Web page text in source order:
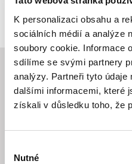
K personalizaci obsahu a
sociálních médií a analýze
soubory cookie. Informace
sdílíme se svými partnery
analýzy. Partneři tyto údaje
dalšími informacemi, které
získali v důsledku toho, že
souhlasu
Nutné
Tekovská
821 09
Slovensko
e-mail:
Česká
Kavčí hory
140 70
web:
Distribuce
CinemArt,
Národní
111 21
Česká
web:
tel: +420
fax: +420
e-mail:
Související filmy (20)